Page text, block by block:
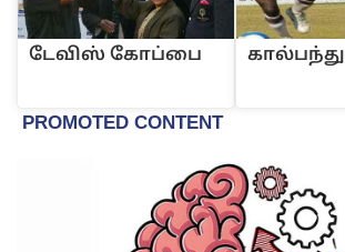
டே‌வி‌ஸ் கோ‌ப்பை கா‌ல்ப‌ந்து